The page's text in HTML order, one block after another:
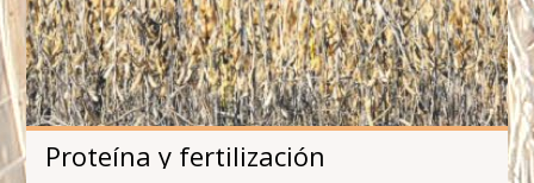
Proteína y fertilización